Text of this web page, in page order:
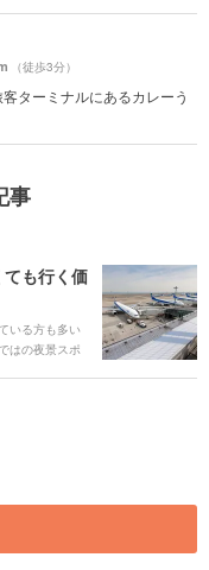
（徒歩3分）
ターミナルにあるカレーう
事
ても行く価
いる方も多い
はの夜景スポ